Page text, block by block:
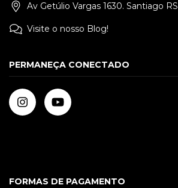
Av Getúlio Vargas 1630. Santiago RS
Visite o nosso Blog!
PERMANEÇA CONECTADO
FORMAS DE PAGAMENTO